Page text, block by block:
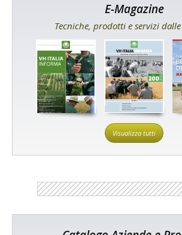
E-Magazine
Tecniche, prodotti e servizi
Visualizza tutti